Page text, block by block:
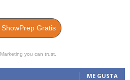
ShowPrep Gratis
you can trust.
ME GUSTA